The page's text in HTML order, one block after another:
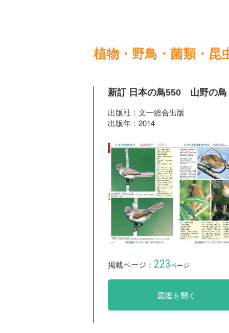
植物・野鳥・菌類・昆
新訂 日本の鳥550 山野の鳥
出版社：文一総合出版
出版年：2014
掲載ページ： 223ページ
図鑑を開く